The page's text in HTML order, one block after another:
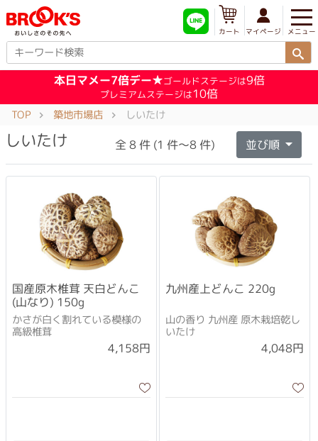
メニュー
マイページ
カート
本日マメー7倍デー★ゴールドステージは9倍
プレミアムステージは10倍
TOP 築地市場店 しいたけ
しいたけ 全 8 件 (1 件～8 件) 並び順
国産原木椎茸 天白どんこ
(山なり) 150g
かさが白く割れている模様の
高級椎茸
4,158円
九州産上どんこ 220g
山の香り 九州産 原木栽培乾し
いたけ
4,048円